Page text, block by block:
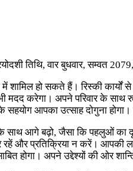
तिथि, वार बुधवार, सम्वत
हो सकते हैं। रिस्की कार्यों
करेगा। अपने परिवार के साथ
के सहयोग आपका उत्साह दोगुना
साथ आगे बढ़ो, जैसा कि पहलुओं का
रहें और प्रतिक्रिया न करें।
होगा। अपने उद्देश्यों की ओर